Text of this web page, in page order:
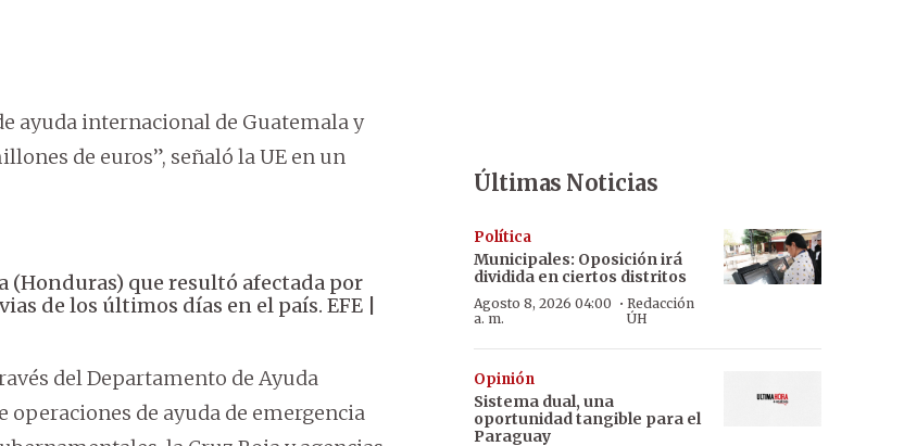
ayuda internacional de Guatemala y
de euros”, señaló la UE en un
(Honduras) que resultó afectada por
de los últimos días en el país. EFE |
del Departamento de Ayuda
de ayuda de emergencia
Últimas Noticias
Política
Municipales: Oposición irá
dividida en ciertos distritos
Agosto 8, 2026 04:00
a. m.
· Redacción
ÚH
Opinión
Sistema dual, una
oportunidad tangible para el
Paraguay